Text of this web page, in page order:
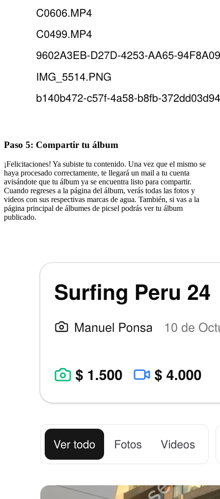
Paso 5: Compartir tu álbum
¡Felicitaciones! Ya subiste tu contenido. Una vez que el mismo se
haya procesado correctamente, te llegará un mail a tu cuenta
avisándote que tu álbum ya se encuentra listo para compartir.
Cuando regreses a la página del álbum, verás todas las fotos y
videos con sus respectivas marcas de agua. También, si vas a la
página principal de álbumes de picsel podrás ver tu álbum
publicado.